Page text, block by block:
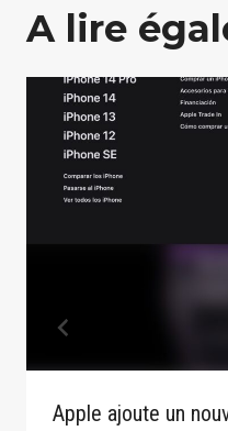
A lire
Apple ajoute un